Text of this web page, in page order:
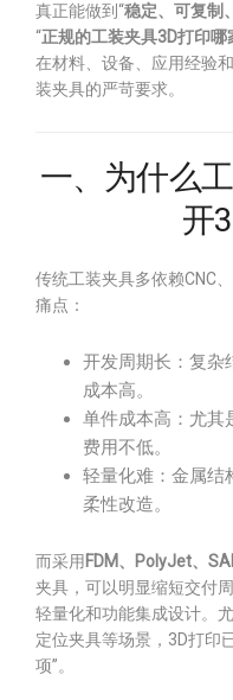
真正能做到“稳定、可复制
“正规的工装夹具3D打印哪
在材料、设备、应用经验
装夹具的严苛要求。
一、为什么
开
传统工装夹具多依赖CNC
痛点：
开发周期长：复杂
成本高。
单件成本高：尤其
费用不低。
轻量化难：金属结
柔性改造。
而采用 FDM、PolyJet、
夹具，可以明显缩短交付
轻量化和功能集成设计。
定位夹具等场景，3D打印
项”。